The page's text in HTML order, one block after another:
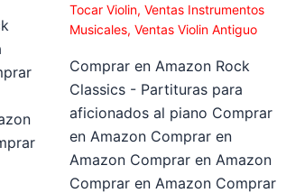
Tocar Violin, Ventas Instrumentos
Musicales, Ventas Violin Antiguo
Comprar en Amazon Rock
Classics - Partituras para
aficionados al piano Comprar
en Amazon Comprar en
Amazon Comprar en Amazon
Comprar en Amazon Comprar